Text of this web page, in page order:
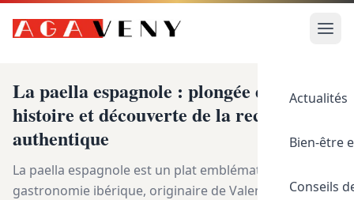
Actualités
Bien-être
Conseils
La paella espagnole : plongée dans son
histoire et découverte de la recette
authentique
La paella espagnole est un plat emblématique de la
gastronomie ibérique, originaire de Valence. Elle